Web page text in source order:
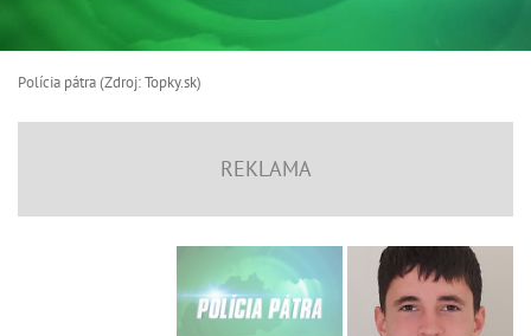
Polícia pátra (Zdroj: Topky.sk)